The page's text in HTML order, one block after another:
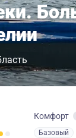
Комфорт
Базовый